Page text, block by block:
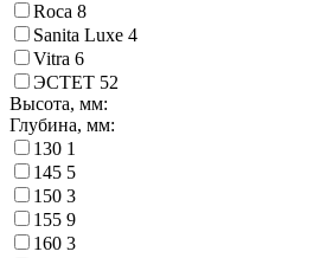
Roca 8
Sanita Luxe 4
Vitra 6
ЭСТЕТ 52
Высота, мм:
Глубина, мм:
130 1
145 5
150 3
155 9
160 3